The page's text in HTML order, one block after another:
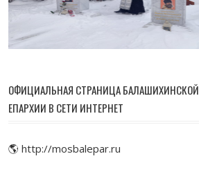
ОФИЦИАЛЬНАЯ СТРАНИЦА БАЛАШИХИНСКОЙ
ЕПАРХИИ В СЕТИ ИНТЕРНЕТ
🌎 http://mosbalepar.ru